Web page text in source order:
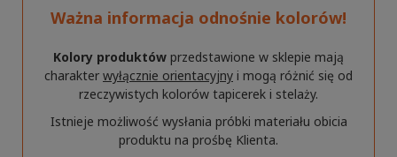
Ważna informacja odnośnie kolorów!
Kolory produktów przedstawione w sklepie mają
charakter wyłącznie orientacyjny i mogą różnić się od
rzeczywistych kolorów tapicerek i stelaży.
Istnieje możliwość wysłania próbki materiału obicia
produktu na prośbę Klienta.